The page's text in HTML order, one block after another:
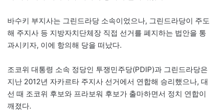
바수키 부지사는 그린드라당 소속이었으나, 그린드라당이 주도
해 주지사 등 지방자치단체장 직접 선거를 폐지하는 법안을 통
과시키자, 이에 항의해 당을 떠났다.
조코위 대통령 소속 정당인 투쟁민주당(PDIP)과 그린드라당은
지난 2012년 자카르타 주지사 선거에서 연합해 승리했으나, 대
선 때 조코위 후보와 프라보워 후보가 출마하면서 정치 연합이
깨졌다.